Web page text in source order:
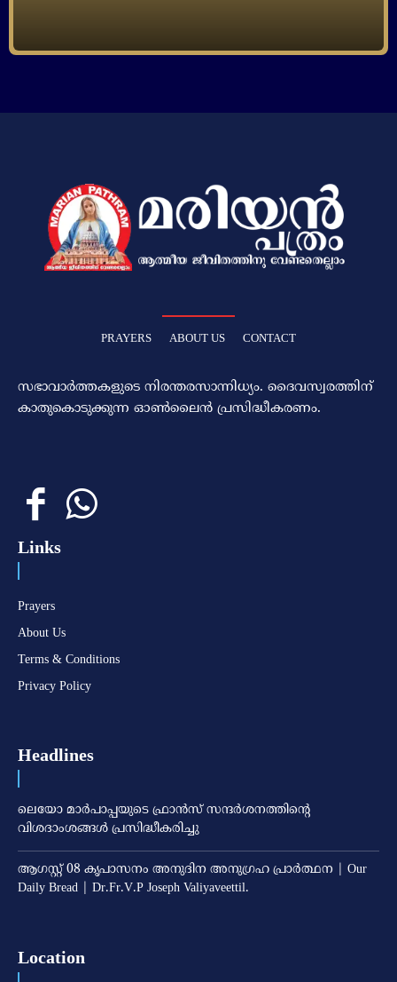
PRAYERS ABOUT US CONTACT
സഭാവാര്‍ത്തകളുടെ നിരന്തരസാന്നിധ്യം. ദൈവസ്വരത്തിന്‌
കാതുകൊടുക്കുന്ന ഓണ്‍ലൈന്‍ പ്രസിദ്ധീകരണം.
Links
Prayers
About Us
Terms & Conditions
Privacy Policy
Headlines
ലെയോ മാര്‍പാപ്പയുടെ ഫ്രാന്‍സ് സന്ദര്‍ശനത്തിന്റെ
വിശദാംശങ്ങള്‍ പ്രസിദ്ധീകരിച്ചു
ആഗസ്റ്റ് 08 കൃപാസനം അനുദിന അനുഗ്രഹ പ്രാർത്ഥന | Our
Daily Bread | Dr.Fr.V.P Joseph Valiyaveettil.
Location